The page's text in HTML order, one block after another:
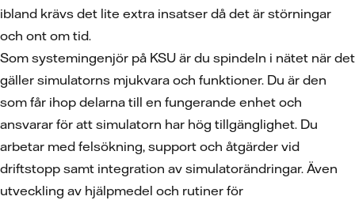
ibland krävs det lite extra insatser då det är störningar
och ont om tid.
Som systemingenjör på KSU är du spindeln i nätet när det
gäller simulatorns mjukvara och funktioner. Du är den
som får ihop delarna till en fungerande enhet och
ansvarar för att simulatorn har hög tillgänglighet. Du
arbetar med felsökning, support och åtgärder vid
driftstopp samt integration av simulatorändringar. Även
utveckling av hjälpmedel och rutiner för